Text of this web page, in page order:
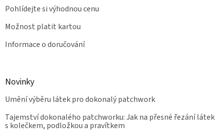
Pohlídejte si výhodnou cenu
Možnost platit kartou
Informace o doručování
Novinky
Umění výběru látek pro dokonalý patchwork
Tajemství dokonalého patchworku: Jak na přesné řezání látek
s kolečkem, podložkou a pravítkem